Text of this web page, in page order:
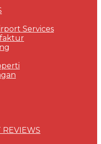
Services
REVIEWS